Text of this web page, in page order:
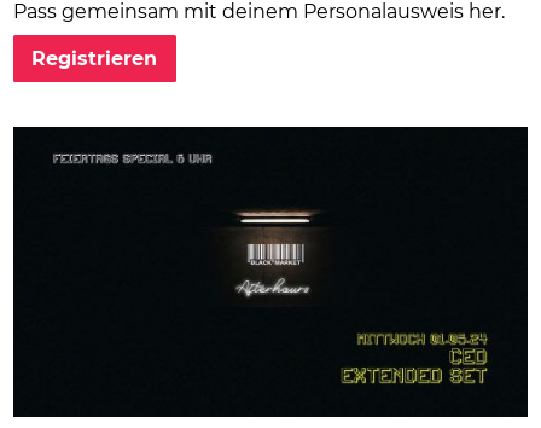
Pass gemeinsam mit deinem Personalausweis her.
Registrieren